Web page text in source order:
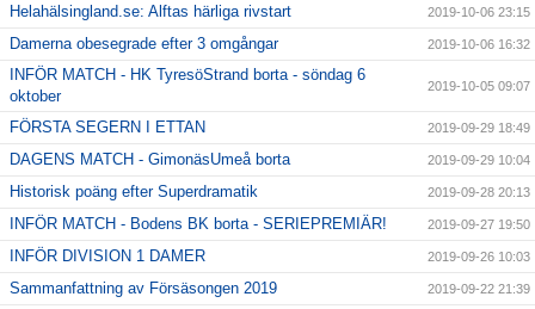
Helahälsingland.se: Alftas härliga rivstart 2019-10-06 23:15
Damerna obesegrade efter 3 omgångar 2019-10-06 16:32
INFÖR MATCH - HK TyresöStrand borta - söndag 6
oktober
2019-10-05 09:07
FÖRSTA SEGERN I ETTAN 2019-09-29 18:49
DAGENS MATCH - GimonäsUmeå borta 2019-09-29 10:04
Historisk poäng efter Superdramatik 2019-09-28 20:13
INFÖR MATCH - Bodens BK borta - SERIEPREMIÄR! 2019-09-27 19:50
INFÖR DIVISION 1 DAMER 2019-09-26 10:03
Sammanfattning av Försäsongen 2019 2019-09-22 21:39